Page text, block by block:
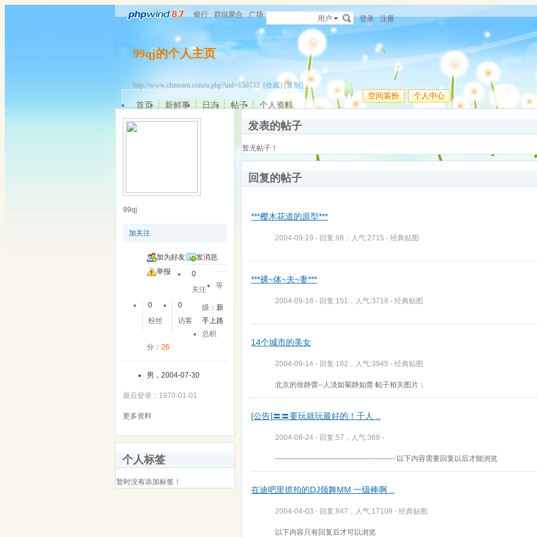
银行 群组聚合 广场 用户 登录 注册
99qj的个人主页
http://www.chnteam.com/u.php?uid=150732 [收藏] [复制]
空间装扮 个人中心
首页 新鲜事 日志 帖子 个人资料
99qj
加关注
加为好友
发消息
举报
0
关注
0
粉丝
0
访客
等
级：新
手上路
总积
分： 26
男，2004-07-30
最后登录：1970-01-01
更多资料
个人标签
暂时没有添加标签！
发表的帖子
暂无帖子！
回复的帖子
***樱木花道的原型***
2004-09-19 - 回复:98，人气:2715 - 经典贴图
***裸~体~夫~妻***
2004-09-18 - 回复:151，人气:3718 - 经典贴图
14个城市的美女
2004-09-14 - 回复:182，人气:3945 - 经典贴图
北京的徐静蕾--人淡如菊静如蕾 帖子相关图片：
[公告]〓〓要玩就玩最好的！千人 ..
2004-08-24 - 回复:57，人气:368 -
-------------------------------------------------- 以下内容需要回复以后才能浏览
在迪吧里抓拍的DJ领舞MM 一级棒啊 ..
2004-04-03 - 回复:847，人气:17109 - 经典贴图
以下内容只有回复后才可以浏览